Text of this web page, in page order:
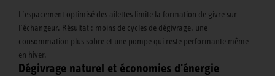
L’espacement optimisé des ailettes limite la formation de givre sur
l’échangeur. Résultat : moins de cycles de dégivrage, une
consommation plus sobre et une pompe qui reste performante même
en hiver.
Dégivrage naturel et économies d'énergie